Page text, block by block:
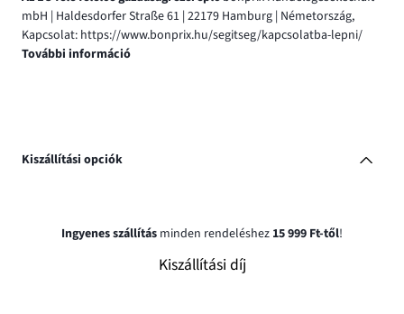
mbH | Haldesdorfer Straße 61 | 22179 Hamburg | Németország,
Kapcsolat: https://www.bonprix.hu/segitseg/kapcsolatba-lepni/
További információ
Kiszállítási opciók
Ingyenes szállítás minden rendeléshez 15 999 Ft-től!
Kiszállítási díj